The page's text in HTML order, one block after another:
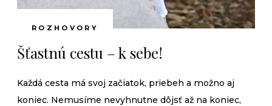
ROZHOVORY
Šťastnú cestu – k sebe!
Každá cesta má svoj začiatok, priebeh a možno aj
koniec. Nemusíme nevyhnutne dôjsť až na koniec,